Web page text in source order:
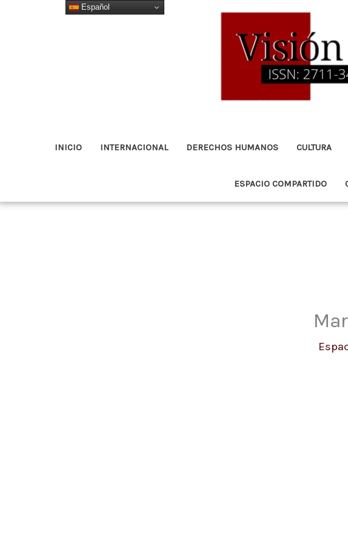
INICIO INTERNACIONAL DERECHOS HUMANOS CULTURA
ESPACIO COMPARTIDO
Español